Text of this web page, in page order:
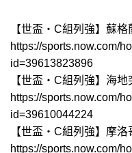
【世盃‧C組列強】蘇格
https://sports.now.com/
id=39613823896
【世盃‧C組列強】海地
https://sports.now.com/
id=39610044224
【世盃‧C組列強】摩洛
https://sports.now.com/